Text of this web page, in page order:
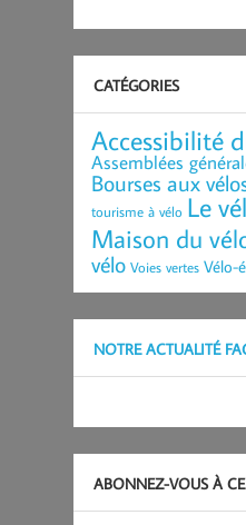
CATÉGORIES
Accessibilité
Assemblées
Bourses aux
tourisme à vélo Le
Maison du
vélo Voies vertes Vélo-
NOTRE ACTUALITÉ
ABONNEZ-VOUS À